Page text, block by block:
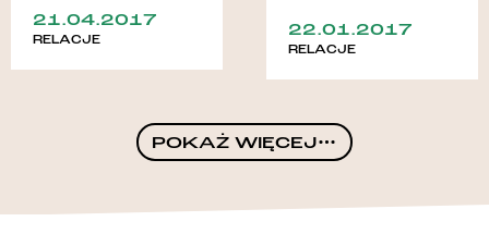
21.04.2017
RELACJE 22.01.2017
RELACJE
POKAŻ WIĘCEJ